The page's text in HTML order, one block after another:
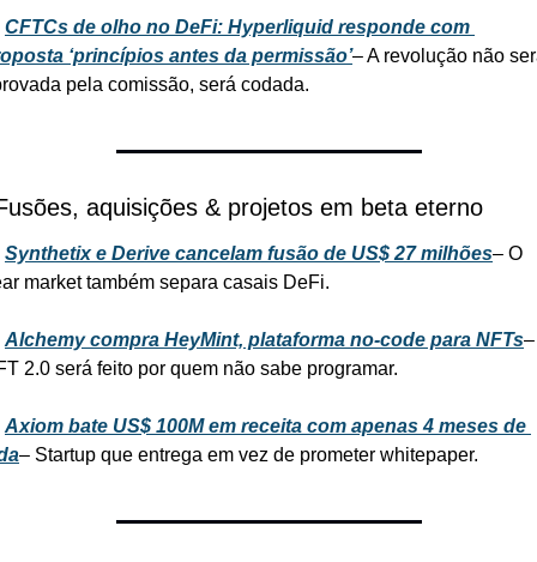
CFTCs de olho no DeFi: Hyperliquid responde com
‘princípios antes da permissão’– A revolução não
pela comissão, será codada.
aquisições & projetos em beta eterno
Synthetix e Derive cancelam fusão de US$ 27 milhões– O
market também separa casais DeFi.
Alchemy compra HeyMint, plataforma no-code para NFTs–
2.0 será feito por quem não sabe programar.
Axiom bate US$ 100M em receita com apenas 4 meses de
– Startup que entrega em vez de prometer whitepaper.